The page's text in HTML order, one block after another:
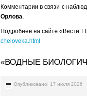
Комментарии в связи с
Орлова.
Подробнее на сайте «Вести:
cheloveka.html
«ВОДНЫЕ
Опубликовано: 17 июля 2026